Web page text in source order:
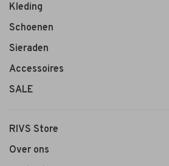
Kleding
Schoenen
Sieraden
Accessoires
SALE
RIVS Store
Over ons